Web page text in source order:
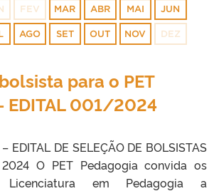
FEV MAR ABR MAI JUN
AGO SET OUT NOV DEZ
para o PET
EDITAL 001/2024
EDITAL DE SELEÇÃO DE BOLSISTAS
2024 O PET Pedagogia convida os
em Pedagogia a